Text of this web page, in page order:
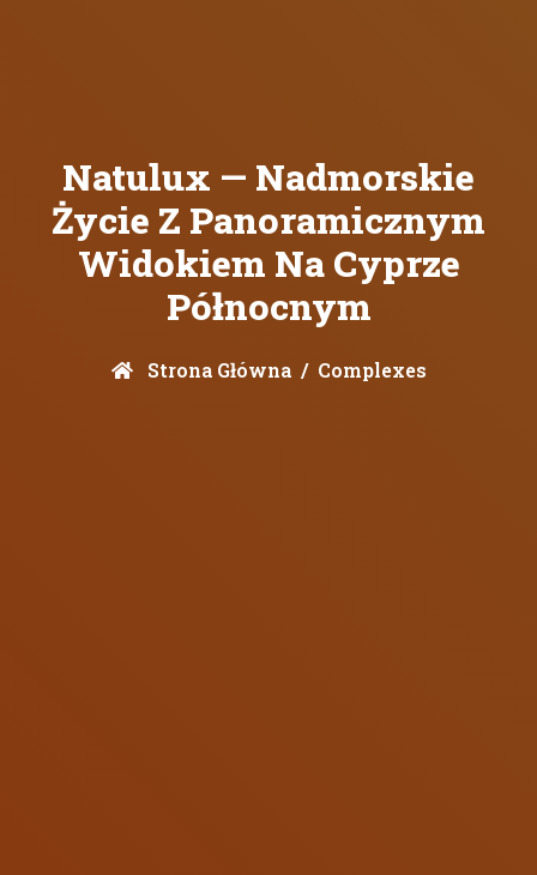
Natulux — Nadmorskie
Życie Z Panoramicznym
Widokiem Na Cyprze
Północnym
Strona Główna Complexes